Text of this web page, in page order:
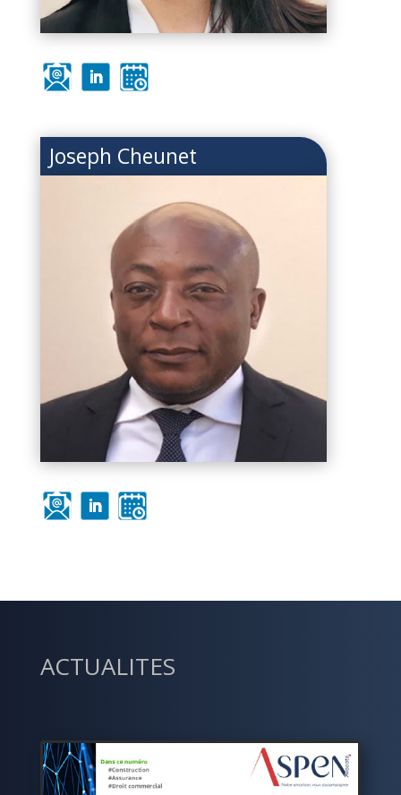
Joseph Cheunet
ACTUALITES